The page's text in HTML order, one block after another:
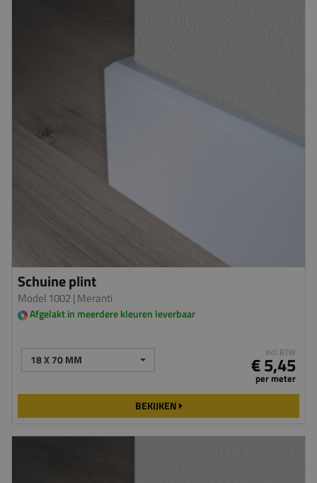
Schuine plint
Model 1002| Meranti
Afgelakt in meerdere kleuren leverbaar
18 X 70 MM incl. BTW
€ 5,45
per meter
BEKIJKEN